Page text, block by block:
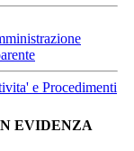
EVIDENZA